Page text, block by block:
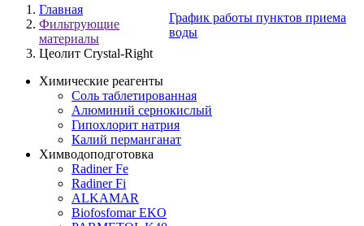
Главная
Фильтрующие
материалы
Цеолит Crystal-Right
График работы пунктов приема
воды
Химические реагенты
Соль таблетированная
Алюминий сернокислый
Гипохлорит натрия
Калий перманганат
Химводоподготовка
Radiner Fe
Radiner Fi
ALKAMAR
Biofosfomar EKO